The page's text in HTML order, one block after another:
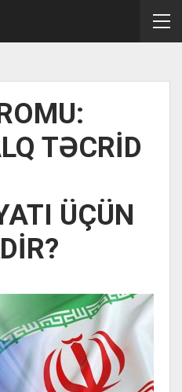
TƏCRİD
ÜÇÜN